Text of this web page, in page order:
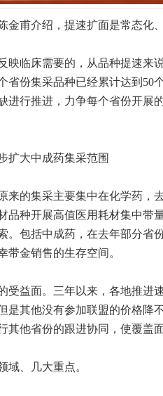
金甫介绍，提速扩面是常态化
映临床需要的，从品种提速
省份集采品种已经累计达到
进行推进，力争每个省份开
扩大中成药集采范围
来的集采主要集中在化学药，
品种开展高值医用耗材集中
。包括中成药，在去年部分
带金销售的生存空间。
受益面。三年以来，各地推进
是其他没有参加联盟的价格
其他省份的跟进协同，使覆盖
域、几大重点。